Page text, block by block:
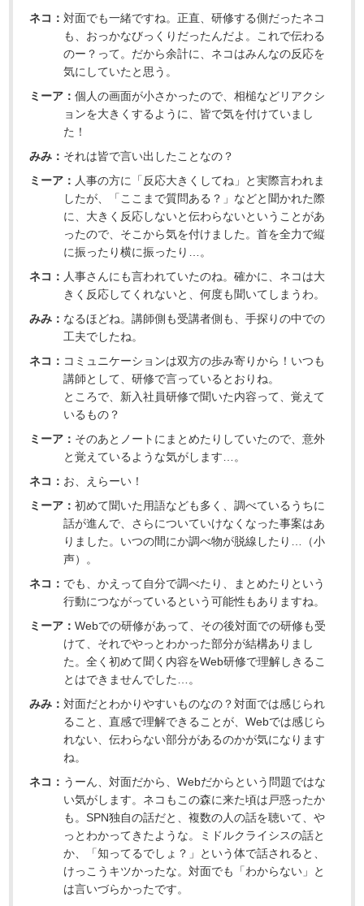
ネコ：対面でも一緒ですね。正直、研修する側だったネコ
も、おっかなびっくりだったんだよ。これで伝わる
のー？って。だから余計に、ネコはみんなの反応を
気にしていたと思う。
ミーア：個人の画面が小さかったので、相槌などリアクシ
ョンを大きくするように、皆で気を付けていまし
た！
みみ： それは皆で言い出したことなの？
ミーア： 人事の方に「反応大きくしてね」と実際言われま
したが、「ここまで質問ある？」などと聞かれた際
に、大きく反応しないと伝わらないということがあ
ったので、そこから気を付けました。首を全力で縦
に振ったり横に振ったり…。
ネコ： 人事さんにも言われていたのね。確かに、ネコは大
きく反応してくれないと、何度も聞いてしまうわ。
みみ： なるほどね。講師側も受講者側も、手探りの中での
工夫でしたね。
ネコ： コミュニケーションは双方の歩み寄りから！いつも
講師として、研修で言っているとおりね。
ところで、新入社員研修で聞いた内容って、覚えて
いるもの？
ミーア： そのあとノートにまとめたりしていたので、意外
と覚えているような気がします…。
ネコ： お、えらーい！
ミーア：初めて聞いた用語なども多く、調べているうちに
話が進んで、さらについていけなくなった事案はあ
りました。いつの間にか調べ物が脱線したり…（小
声）。
ネコ： でも、かえって自分で調べたり、まとめたりという
行動につながっているという可能性もありますね。
ミーア：Webでの研修があって、その後対面での研修も受
けて、それでやっとわかった部分が結構ありまし
た。全く初めて聞く内容をWeb研修で理解しきるこ
とはできませんでした…。
みみ：対面だとわかりやすいものなの？対面では感じられ
ること、直感で理解できることが、Webでは感じら
れない、伝わらない部分があるのかが気になります
ね。
ネコ： うーん、対面だから、Webだからという問題ではな
い気がします。ネコもこの森に来た頃は戸惑ったか
も。SPN独自の話だと、複数の人の話を聴いて、や
っとわかってきたような。ミドルクライシスの話と
か、「知ってるでしょ？」という体で話されると、
けっこうキツかったな。対面でも「わからない」と
は言いづらかったです。